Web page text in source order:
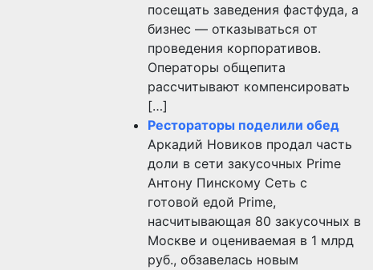
посещать заведения фастфуда, а
бизнес — отказываться от
проведения корпоративов.
Операторы общепита
рассчитывают компенсировать
[…]
Рестораторы поделили обед
Аркадий Новиков продал часть
доли в сети закусочных Prime
Антону Пинскому Сеть с
готовой едой Prime,
насчитывающая 80 закусочных в
Москве и оцениваемая в 1 млрд
руб., обзавелась новым